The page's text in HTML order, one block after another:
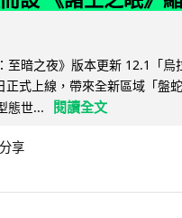
至暗之夜》版本更新 12.1「
正式上線，帶來全新區域「盤
態世...
閱讀全文
分享